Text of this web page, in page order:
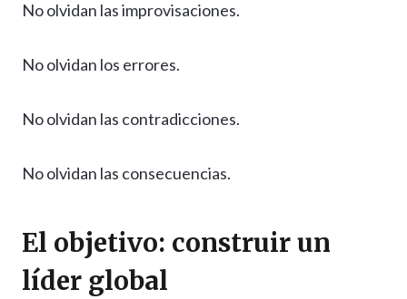
No olvidan las improvisaciones.
No olvidan los errores.
No olvidan las contradicciones.
No olvidan las consecuencias.
El objetivo: construir un
líder global